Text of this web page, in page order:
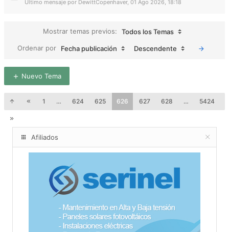
Último mensaje por DewittCopenhaver, 01 Ago 2026, 18:18
Mostrar temas previos:
Todos los Temas
Ordenar por
Fecha publicación Descendente
Nuevo Tema
1 … 624 625 626 627 628 … 5424
Afiliados